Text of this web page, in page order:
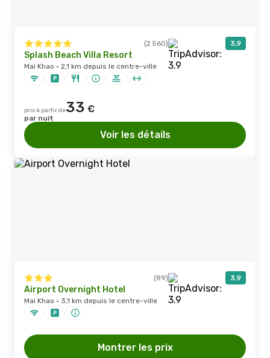
(2 560) 3,9
Splash Beach Villa Resort
Mai Khao · 2,1 km depuis le centre-ville
prix à partir de33 €
par nuit
Voir les détails
(89) 3,9
Airport Overnight Hotel
Mai Khao · 3,1 km depuis le centre-ville
Montrer les prix